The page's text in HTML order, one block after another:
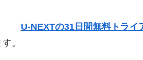
U-NEXTの31日間無料トライ
。